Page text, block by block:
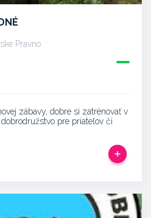
Pravno
zábavy, dobre si zatrénovať v
pre priateľov či